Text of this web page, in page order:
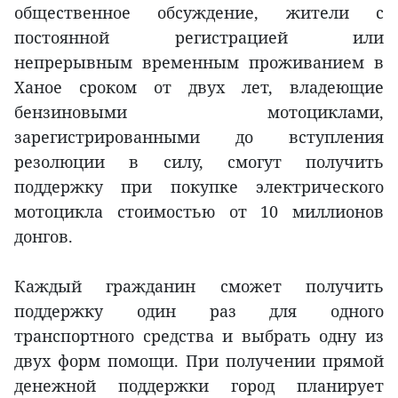
общественное обсуждение, жители с
постоянной регистрацией или
непрерывным временным проживанием в
Ханое сроком от двух лет, владеющие
бензиновыми мотоциклами,
зарегистрированными до вступления
резолюции в силу, смогут получить
поддержку при покупке электрического
мотоцикла стоимостью от 10 миллионов
донгов.
Каждый гражданин сможет получить
поддержку один раз для одного
транспортного средства и выбрать одну из
двух форм помощи. При получении прямой
денежной поддержки город планирует